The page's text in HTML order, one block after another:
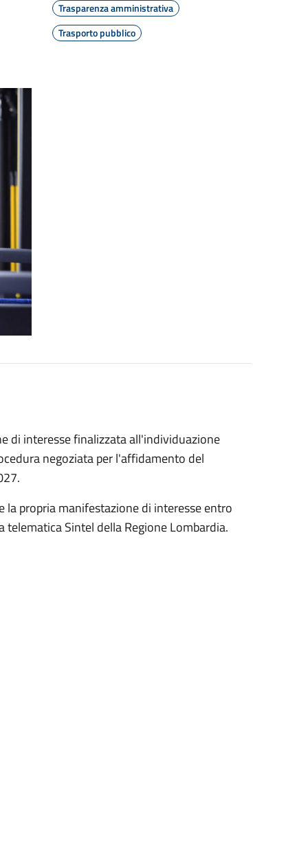
Trasparenza amministrativa
Trasporto pubblico
di interesse finalizzata all'individuazione
negoziata per l'affidamento del
propria manifestazione di interesse entro
Sintel della Regione Lombardia.